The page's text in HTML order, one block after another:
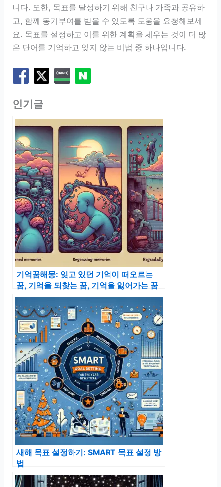
니다. 또한, 목표를 달성하기 위해 친구나 가족과 공유하
고, 함께 동기부여를 받을 수 있도록 도움을 요청해보세
요. 목표를 설정하고 이를 위한 계획을 세우는 것이 더 많
은 단어를 기억하고 잊지 않는 비법 중 하나입니다.
인기글
기억꿈해몽: 잊고 있던 기억이 떠오르는
꿈, 기억을 되찾는 꿈, 기억을 잃어가는 꿈
새해 목표 설정하기: SMART 목표 설정 방
법